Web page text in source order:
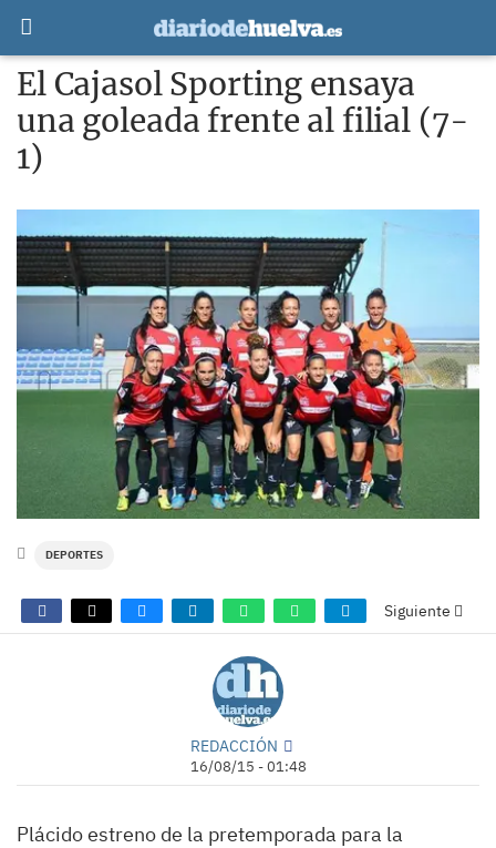
El Cajasol Sporting ensaya
una goleada frente al filial (7-
1)
DEPORTES
Siguiente
REDACCIÓN
16/08/15 - 01:48
Plácido estreno de la pretemporada para la